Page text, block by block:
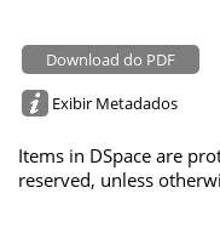
Download do PDF
Exibir Metadados
Items in DSpace are
reserved, unless